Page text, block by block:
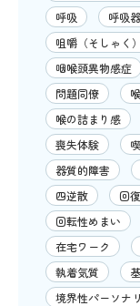
呼吸
呼吸
咀嚼（そしゃく）
咽喉頭異物感症
問題同僚
喉の詰まり感
喪失体験
器質的障害
四逆散
回復
回転性めまい
在宅ワーク
執着気質
境界性パーソナ